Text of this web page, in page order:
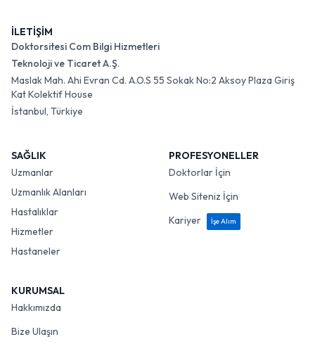
İLETİŞİM
Doktorsitesi Com Bilgi Hizmetleri
Teknoloji ve Ticaret A.Ş.
Maslak Mah. Ahi Evran Cd. A.O.S 55 Sokak No:2 Aksoy Plaza Giriş
Kat Kolektif House
İstanbul, Türkiye
SAĞLIK
Uzmanlar
Uzmanlık Alanları
Hastalıklar
Hizmetler
Hastaneler
PROFESYONELLER
Doktorlar İçin
Web Siteniz İçin
Kariyer
İşe Alım
KURUMSAL
Hakkımızda
Bize Ulaşın